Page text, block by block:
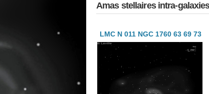
Amas stellaires intra-
LMC N 011 NGC 1760 63 69 73